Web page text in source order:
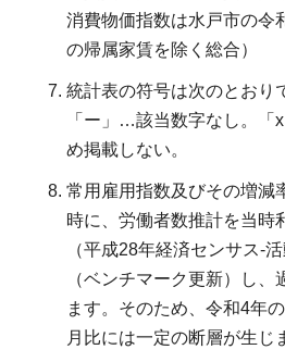
消費物価指数は水戸市の令
の帰属家賃を除く総合）
統計表の符号は次のとおり
「ー」…該当数字なし。
め掲載しない。
常用雇用指数及びその増減
時に、労働者数推計を当時
（平成28年経済センサス-
（ベンチマーク更新）し
ます。そのため、令和4年
月比には一定の断層が生じ